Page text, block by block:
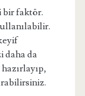
bir faktör.
daha da